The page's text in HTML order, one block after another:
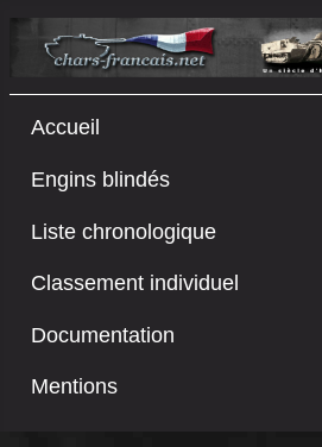
Accueil
Engins blindés
Liste chronologique
Classement individuel
Documentation
Mentions